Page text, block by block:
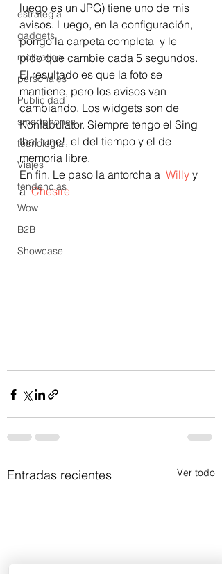
estrategia
gadgets
motivation
personales
Publicidad
smartphones
tecnología
Viajes
tendencias
Wow
B2B
Showcase
luego es un JPG) tiene uno de mis
avisos. Luego, en la configuración,
pongo la carpeta completa  y le
pido que cambie cada 5 segundos.
El resultado es que la foto se
mantiene, pero los avisos van
cambiando. Los widgets son de
Konfabulator. Siempre tengo el Sing
that tune!, el del tiempo y el de
memoria libre.
En fin. Le paso la antorcha a Willy y
a Chesire
Entradas recientes Ver todo